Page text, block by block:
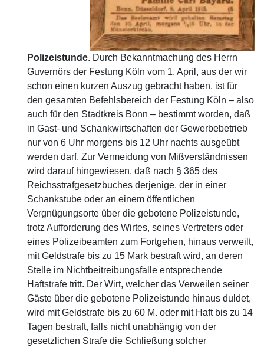
Polizeistunde. Durch Bekanntmachung des Herrn
Guvernörs der Festung Köln vom 1. April, aus der wir
schon einen kurzen Auszug gebracht haben, ist für
den gesamten Befehlsbereich der Festung Köln – also
auch für den Stadtkreis Bonn – bestimmt worden, daß
in Gast- und Schankwirtschaften der Gewerbebetrieb
nur von 6 Uhr morgens bis 12 Uhr nachts ausgeübt
werden darf. Zur Vermeidung von Mißverständnissen
wird darauf hingewiesen, daß nach § 365 des
Reichsstrafgesetzbuches derjenige, der in einer
Schankstube oder an einem öffentlichen
Vergnügungsorte über die gebotene Polizeistunde,
trotz Aufforderung des Wirtes, seines Vertreters oder
eines Polizeibeamten zum Fortgehen, hinaus verweilt,
mit Geldstrafe bis zu 15 Mark bestraft wird, an deren
Stelle im Nichtbeitreibungsfalle entsprechende
Haftstrafe tritt. Der Wirt, welcher das Verweilen seiner
Gäste über die gebotene Polizeistunde hinaus duldet,
wird mit Geldstrafe bis zu 60 M. oder mit Haft bis zu 14
Tagen bestraft, falls nicht unabhängig von der
gesetzlichen Strafe die Schließung solcher